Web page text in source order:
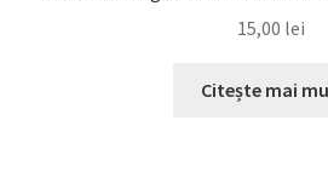
15,00 lei
Citește mai